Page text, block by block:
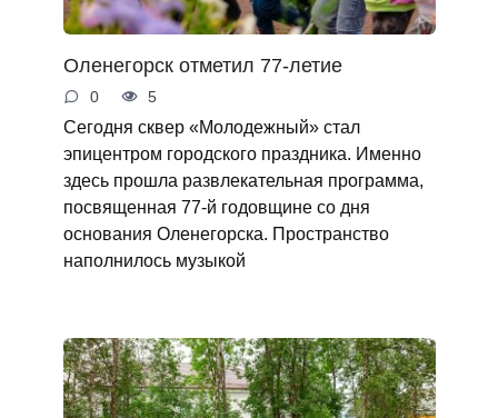
Оленегорск отметил 77-летие
0 5
Сегодня сквер «Молодежный» стал
эпицентром городского праздника. Именно
здесь прошла развлекательная программа,
посвященная 77-й годовщине со дня
основания Оленегорска. Пространство
наполнилось музыкой